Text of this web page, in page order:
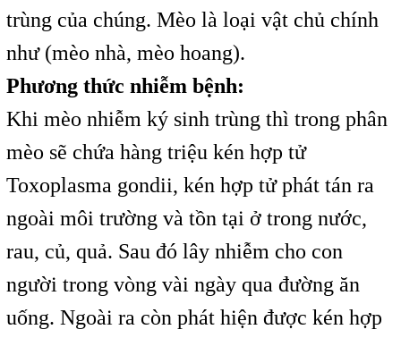
trùng của chúng. Mèo là loại vật chủ chính
như (mèo nhà, mèo hoang).
Phương thức nhiễm bệnh:
Khi mèo nhiễm ký sinh trùng thì trong phân
mèo sẽ chứa hàng triệu kén hợp tử
Toxoplasma gondii, kén hợp tử phát tán ra
ngoài môi trường và tồn tại ở trong nước,
rau, củ, quả. Sau đó lây nhiễm cho con
người trong vòng vài ngày qua đường ăn
uống. Ngoài ra còn phát hiện được kén hợp